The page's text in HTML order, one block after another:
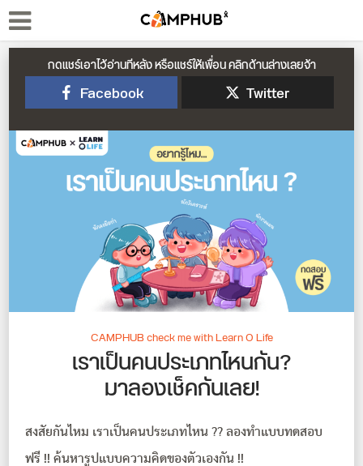
กดแชร์เอาไว้อ่านทีหลัง หรือแชร์ให้เพื่อน คลิกด้านล่างเลยจ้า
Facebook Twitter
CAMPHUB check me with Learn O Life
เราเป็นคนประเภทไหนกัน?
มาลองเช็คกันเลย!
สงสัยกันไหม เราเป็นคนประเภทไหน ?? ลองทำแบบทดสอบ
ฟรี !! ค้นหารูปแบบความคิดของตัวเองกัน !!